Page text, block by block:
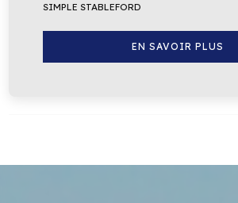
SIMPLE STABLEFORD
EN SAVOIR PLUS